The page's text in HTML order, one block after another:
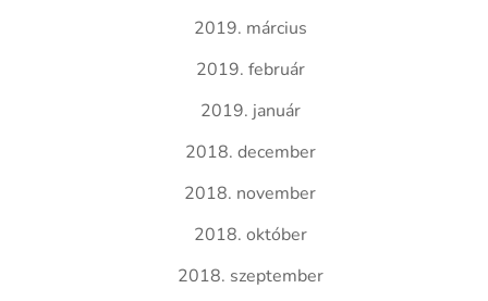
2019. március
2019. február
2019. január
2018. december
2018. november
2018. október
2018. szeptember